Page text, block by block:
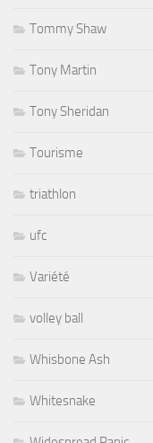
Tommy Shaw
Tony Martin
Tony Sheridan
Tourisme
triathlon
ufc
Variété
volley ball
Whisbone Ash
Whitesnake